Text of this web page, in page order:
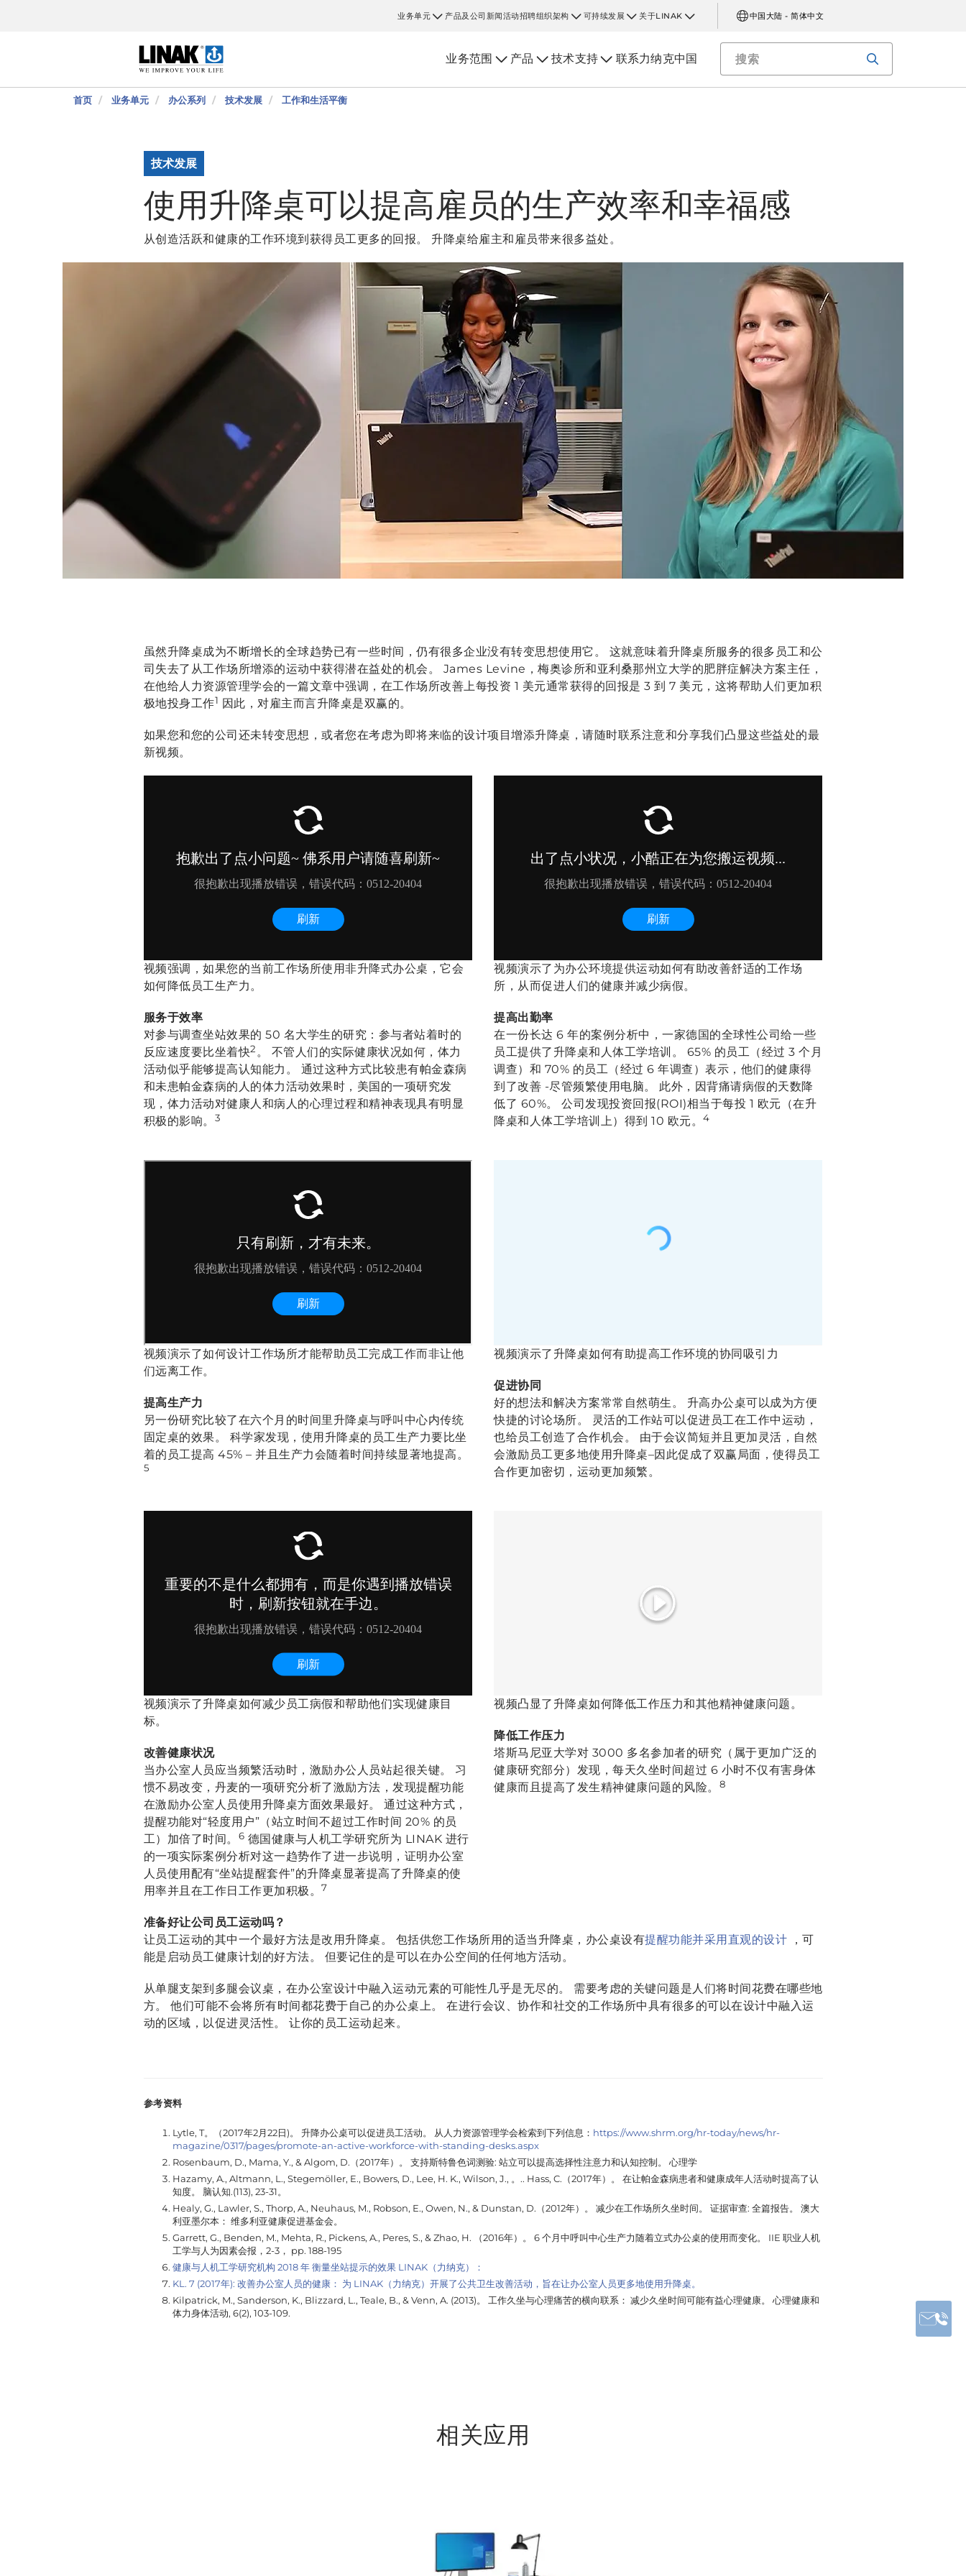
业务单元 产品及公司新闻活动招聘组织架构 可持续发展 关于LINAK 中国大陆 - 简体中文
业务范围 产品 技术支持 联系力纳克中国
首页 业务单元 办公系列 技术发展 工作和生活平衡
技术发展
使用升降桌可以提高雇员的生产效率和幸福感
从创造活跃和健康的工作环境到获得员工更多的回报。 升降桌给雇主和雇员带来很多益处。
虽然升降桌成为不断增长的全球趋势已有一些时间，仍有很多企业没有转变思想使用它。 这就意味着升降桌所服务的很多员工和公
司失去了从工作场所增添的运动中获得潜在益处的机会。 James Levine，梅奥诊所和亚利桑那州立大学的肥胖症解决方案主任，
在他给人力资源管理学会的一篇文章中强调，在工作场所改善上每投资 1 美元通常获得的回报是 3 到 7 美元，这将帮助人们更加积
极地投身工作1 因此，对雇主而言升降桌是双赢的。
如果您和您的公司还未转变思想，或者您在考虑为即将来临的设计项目增添升降桌，请随时联系注意和分享我们凸显这些益处的最
新视频。
视频强调，如果您的当前工作场所使用非升降式办公桌，它会
如何降低员工生产力。
服务于效率
对参与调查坐站效果的 50 名大学生的研究：参与者站着时的
反应速度要比坐着快2。 不管人们的实际健康状况如何，体力
活动似乎能够提高认知能力。 通过这种方式比较患有帕金森病
和未患帕金森病的人的体力活动效果时，美国的一项研究发
现，体力活动对健康人和病人的心理过程和精神表现具有明显
积极的影响。
3
视频演示了为办公环境提供运动如何有助改善舒适的工作场
所，从而促进人们的健康并减少病假。
提高出勤率
在一份长达 6 年的案例分析中，一家德国的全球性公司给一些
员工提供了升降桌和人体工学培训。 65% 的员工（经过 3 个月
调查）和 70% 的员工（经过 6 年调查）表示，他们的健康得
到了改善 -尽管频繁使用电脑。 此外，因背痛请病假的天数降
低了 60%。 公司发现投资回报(ROI)相当于每投 1 欧元（在升
降桌和人体工学培训上）得到 10 欧元。 4
视频演示了如何设计工作场所才能帮助员工完成工作而非让他
们远离工作。
提高生产力
另一份研究比较了在六个月的时间里升降桌与呼叫中心内传统
固定桌的效果。 科学家发现，使用升降桌的员工生产力要比坐
着的员工提高 45% – 并且生产力会随着时间持续显著地提高。
5
视频演示了升降桌如何有助提高工作环境的协同吸引力
促进协同
好的想法和解决方案常常自然萌生。 升高办公桌可以成为方便
快捷的讨论场所。 灵活的工作站可以促进员工在工作中运动，
也给员工创造了合作机会。 由于会议简短并且更加灵活，自然
会激励员工更多地使用升降桌–因此促成了双赢局面，使得员工
合作更加密切，运动更加频繁。
视频演示了升降桌如何减少员工病假和帮助他们实现健康目
标。
改善健康状况
当办公室人员应当频繁活动时，激励办公人员站起很关键。 习
惯不易改变，丹麦的一项研究分析了激励方法，发现提醒功能
在激励办公室人员使用升降桌方面效果最好。 通过这种方式，
提醒功能对“轻度用户”（站立时间不超过工作时间 20% 的员
工）加倍了时间。
6 德国健康与人机工学研究所为 LINAK 进行
的一项实际案例分析对这一趋势作了进一步说明，证明办公室
人员使用配有“坐站提醒套件”的升降桌显著提高了升降桌的使
用率并且在工作日工作更加积极。 7
视频凸显了升降桌如何降低工作压力和其他精神健康问题。
降低工作压力
塔斯马尼亚大学对 3000 多名参加者的研究（属于更加广泛的
健康研究部分）发现，每天久坐时间超过 6 小时不仅有害身体
健康而且提高了发生精神健康问题的风险。
8
准备好让公司员工运动吗？
让员工运动的其中一个最好方法是改用升降桌。 包括供您工作场所用的适当升降桌，办公桌设有提醒功能并采用直观的设计 ，可
能是启动员工健康计划的好方法。 但要记住的是可以在办公空间的任何地方活动。
从单腿支架到多腿会议桌，在办公室设计中融入运动元素的可能性几乎是无尽的。 需要考虑的关键问题是人们将时间花费在哪些地
方。 他们可能不会将所有时间都花费于自己的办公桌上。 在进行会议、协作和社交的工作场所中具有很多的可以在设计中融入运
动的区域，以促进灵活性。 让你的员工运动起来。
参考资料
Lytle, T。（2017年2月22日)。 升降办公桌可以促进员工活动。 从人力资源管理学会检索到下列信息： https://www.shrm.org/hr-today/news/hr-
magazine/0317/pages/promote-an-active-workforce-with-standing-desks.aspx
Rosenbaum, D., Mama, Y., & Algom, D.（2017年）。 支持斯特鲁色词测验: 站立可以提高选择性注意力和认知控制。 心理学
Hazamy, A., Altmann, L., Stegemöller, E., Bowers, D., Lee, H. K., Wilson, J., 。.. Hass, C.（2017年）。 在让帕金森病患者和健康成年人活动时提高了认
知度。 脑认知.(113), 23-31。
Healy, G., Lawler, S., Thorp, A., Neuhaus, M., Robson, E., Owen, N., & Dunstan, D.（2012年）。 减少在工作场所久坐时间。 证据审查: 全篇报告。
澳大
利亚墨尔本： 维多利亚健康促进基金会。
Garrett, G., Benden, M., Mehta, R., Pickens, A., Peres, S., & Zhao, H. （2016年）。 6 个月中呼叫中心生产力随着立式办公桌的使用而变化。 IIE 职业人机
工学与人为因素会报，2-3， pp. 188-195
健康与人机工学研究机构 2018 年衡量坐站提示的效果LINAK（力纳克）：
KL. 7 (2017年): 改善办公室人员的健康： 为 LINAK（力纳克）开展了公共卫生改善活动，旨在让办公室人员更多地使用升降桌。
Kilpatrick, M., Sanderson, K., Blizzard, L., Teale, B., & Venn, A. (2013)。 工作久坐与心理痛苦的横向联系： 减少久坐时间可能有益心理健康。 心理健康和
体力身体活动, 6(2), 103-109.
相关应用